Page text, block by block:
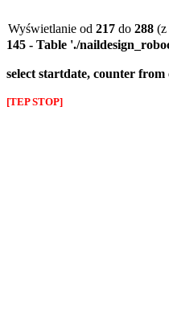
Wyświetlanie od 217 do 288 (z
145 - Table './
select startdate, counter from
[TEP STOP]